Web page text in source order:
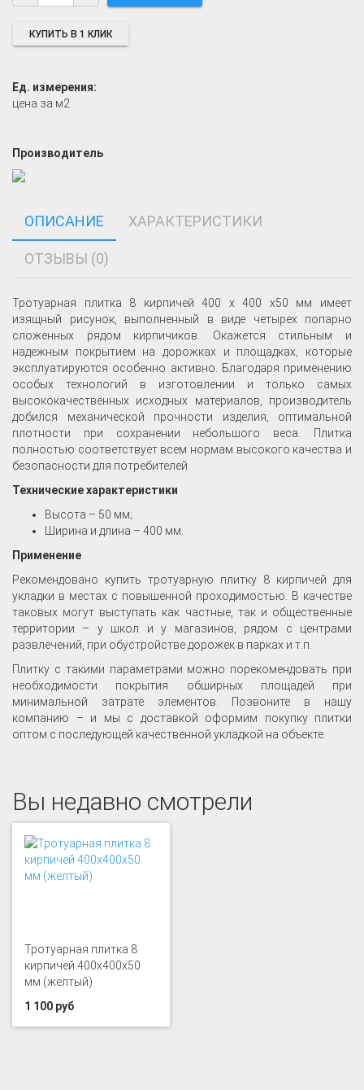
Ед. измерения:
цена за м2
КУПИТЬ В 1 КЛИК
Производитель
ОПИСАНИЕ ХАРАКТЕРИСТИКИ
ОТЗЫВЫ (0)
Тротуарная плитка 8 кирпичей 400 x 400 x50 мм имеет
изящный рисунок, выполненный в виде четырех попарно
сложенных рядом кирпичиков. Окажется стильным и
надежным покрытием на дорожках и площадках, которые
эксплуатируются особенно активно. Благодаря применению
особых технологий в изготовлении и только самых
высококачественных исходных материалов, производитель
добился механической прочности изделия, оптимальной
плотности при сохранении небольшого веса. Плитка
полностью соответствует всем нормам высокого качества и
безопасности для потребителей.
Технические характеристики
Высота – 50 мм;
Ширина и длина – 400 мм.
Применение
Рекомендовано купить тротуарную плитку 8 кирпичей для
укладки в местах с повышенной проходимостью. В качестве
таковых могут выступать как частные, так и общественные
территории – у школ и у магазинов, рядом с центрами
развлечений, при обустройстве дорожек в парках и т.п.
Плитку с такими параметрами можно порекомендовать при
необходимости покрытия обширных площадей при
минимальной затрате элементов. Позвоните в нашу
компанию – и мы с доставкой оформим покупку плитки
оптом с последующей качественной укладкой на объекте.
Вы недавно смотрели
Тротуарная плитка 8
кирпичей 400x400x50
мм (желтый)
1 100 руб